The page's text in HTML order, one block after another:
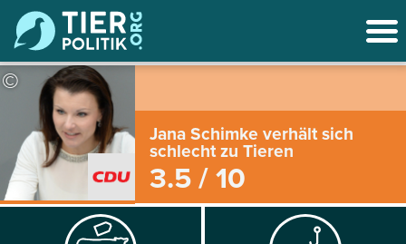
©
Jana Schimke verhält sich
schlecht zu Tieren
3.5 / 10